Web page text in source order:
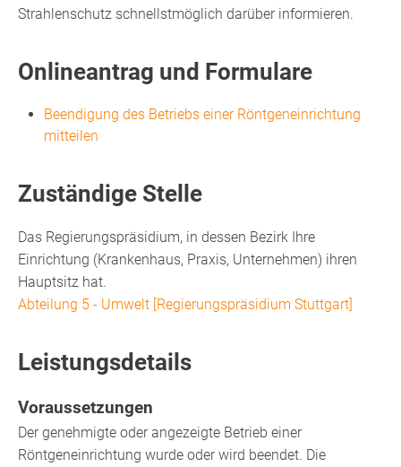
Strahlenschutz schnellstmöglich darüber informieren.
Onlineantrag und Formulare
Beendigung des Betriebs einer Röntgeneinrichtung
mitteilen
Zuständige Stelle
Das Regierungspräsidium, in dessen Bezirk Ihre
Einrichtung (Krankenhaus, Praxis, Unternehmen) ihren
Hauptsitz hat.
Abteilung 5 - Umwelt [Regierungspräsidium Stuttgart]
Leistungsdetails
Voraussetzungen
Der genehmigte oder angezeigte Betrieb einer
Röntgeneinrichtung wurde oder wird beendet. Die